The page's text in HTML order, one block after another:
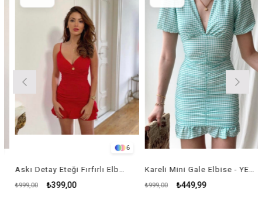
6
Askı Detay Eteği Fırfırlı Elbise - KIRMIZI
₺399,00
₺999,00
Kareli Mini Gale Elbise - YEŞİL
₺449,99
₺999,00